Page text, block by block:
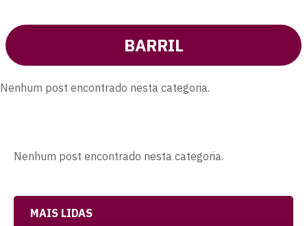
BARRIL
Nenhum post encontrado nesta categoria.
Nenhum post encontrado nesta categoria.
MAIS LIDAS